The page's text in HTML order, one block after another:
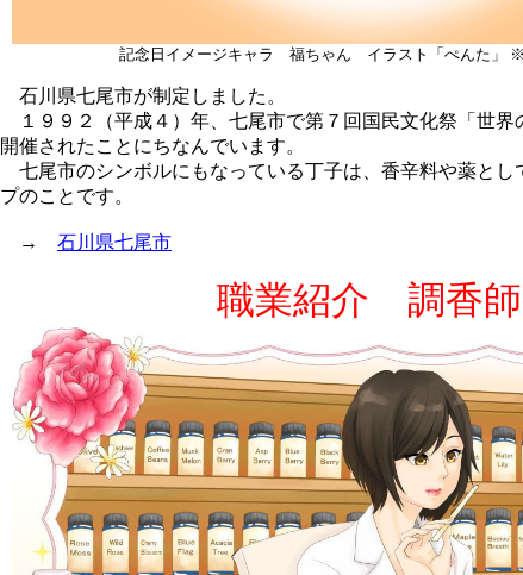
記念日イメージキャラ 福ちゃん イラスト「ぺんた」
石川県七尾市が制定しました。
１９９２（平成４）年、七尾市で第７回国民文化祭「世界
開催されたことにちなんでいます。
七尾市のシンボルにもなっている丁子は、香辛料や薬とし
プのことです。
→ 石川県七尾市
職業紹介 調香師